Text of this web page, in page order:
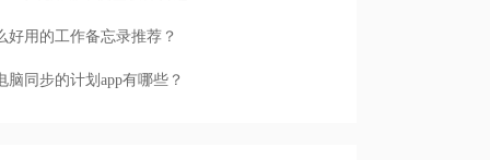
好用的工作备忘录推荐？
脑同步的计划app有哪些？